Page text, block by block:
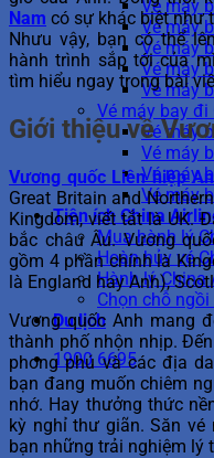
Vé máy
Vé máy
Vé máy
Vé máy
Vé máy
Vé máy bay đi
Vé máy
Vé máy
Vé máy
Vé máy
Tiện ích China
Mua hành lý
Hoàn hủy vé
Hành lý China
Chọn chỗ
Du lịch
1900 6695
Nam có sự khác biệt như
Nhưu vậy, bạn có thể
hành trình sắp tới của
tìm hiểu ngay trong bài
Giới thiệu về
Vương quốc Liên hiệp
Great Britain and
Kingdom, viết tắt là UK.
bắc châu Âu. Vương
gồm 4 phần chính là
là England hay Anh),
Vương quốc Anh mang
thành phố nhộn nhịp.
phong phú và các địa
bạn đang muốn chiêm
nhớ. Hay thưởng thức
kỳ nghỉ thư giãn. Săn
bạn những trải nghiệm lý